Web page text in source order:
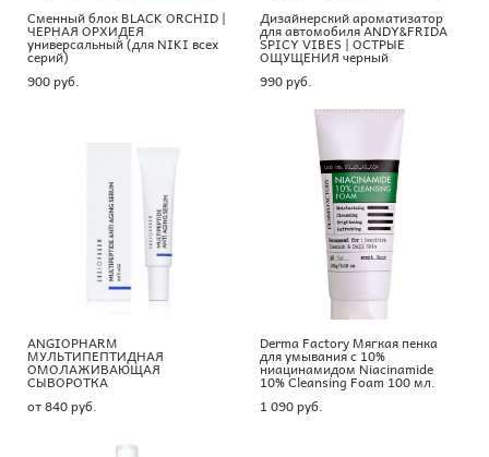
Сменный блок BLACK ORCHID |
ЧЕРНАЯ ОРХИДЕЯ
универсальный (для NIKI всех
серий)
900 pуб.
Дизайнерский ароматизатор
для автомобиля ANDY&FRIDA
SPICY VIBES | ОСТРЫЕ
ОЩУЩЕНИЯ черный
990 pуб.
ANGIOPHARM
МУЛЬТИПЕПТИДНАЯ
ОМОЛАЖИВАЮЩАЯ
СЫВОРОТКА
от 840 pуб.
Derma Factory Мягкая пенка
для умывания с 10%
ниацинамидом Niacinamide
10% Cleansing Foam 100 мл.
1 090 pуб.